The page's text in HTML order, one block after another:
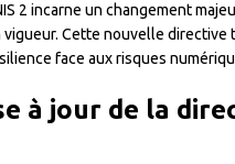
2 incarne un changement
Cette nouvelle directive
face aux risques
à jour de la